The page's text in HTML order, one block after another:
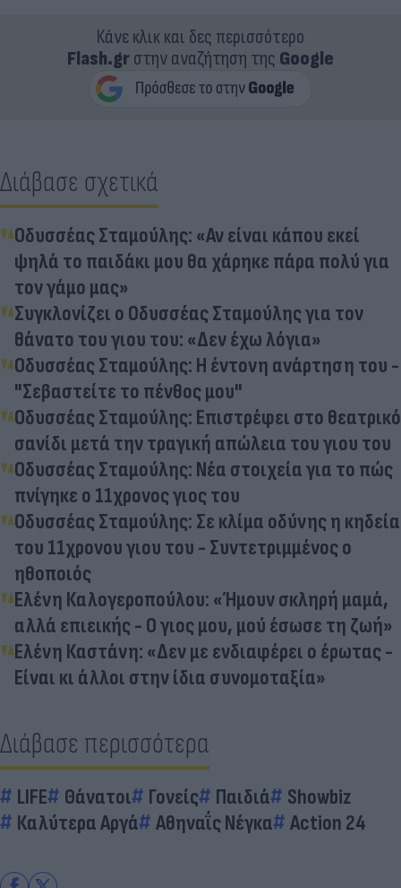
Κάνε κλικ και δες περισσότερο
Flash.grστην αναζήτηση της Google
Διάβασε σχετικά
Οδυσσέας Σταμούλης: «Αν είναι κάπου εκεί
ψηλά το παιδάκι μου θα χάρηκε πάρα πολύ για
τον γάμο μας»
Συγκλονίζει ο Οδυσσέας Σταμούλης για τον
θάνατο του γιου του: «Δεν έχω λόγια»
Οδυσσέας Σταμούλης: Η έντονη ανάρτηση του -
"Σεβαστείτε το πένθος μου"
Οδυσσέας Σταμούλης: Eπιστρέφει στο θεατρικό
σανίδι μετά την τραγική απώλεια του γιου του
Οδυσσέας Σταμούλης: Νέα στοιχεία για το πώς
πνίγηκε ο 11χρονος γιος του
Οδυσσέας Σταμούλης: Σε κλίμα οδύνης η κηδεία
του 11χρονου γιου του - Συντετριμμένος ο
ηθοποιός
Ελένη Καλογεροπούλου: «Ήμουν σκληρή μαμά,
αλλά επιεικής - Ο γιος μου, μού έσωσε τη ζωή»
Ελένη Καστάνη: «Δεν με ενδιαφέρει ο έρωτας -
Είναι κι άλλοι στην ίδια συνομοταξία»
Διάβασε περισσότερα
LIFE Θάνατοι Γονείς Παιδιά
Showbiz
Καλύτερα Αργά
Αθηναΐς Νέγκα Action 24